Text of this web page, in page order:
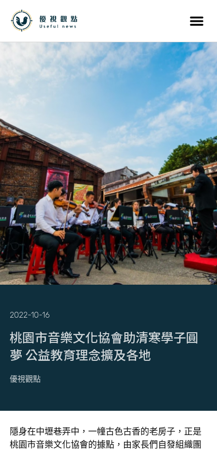
2022-10-16
桃園市音樂文化協會助清寒學子圓
夢 公益教育理念擴及各地
優視觀點
隱身在中壢巷弄中，一幢古色古香的老房子，正是
桃園市音樂文化協會的據點，由家長們自發組織團